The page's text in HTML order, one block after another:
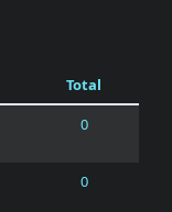
Total
0
0